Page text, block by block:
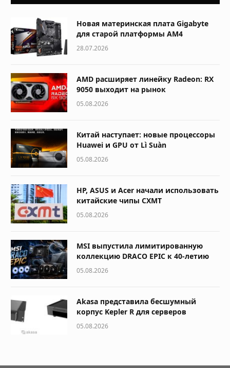
Новая материнская плата Gigabyte
для старой платформы AM4
28.07.2026
AMD расширяет линейку Radeon: RX
9050 выходит на рынок
05.08.2026
Китай наступает: новые процессоры
Huawei и GPU от Lì Suàn
05.08.2026
HP, ASUS и Acer начали использовать
китайские чипы CXMT
05.08.2026
MSI выпустила лимитированную
коллекцию DRACO EPIC к 40-летию
05.08.2026
Akasa представила бесшумный
корпус Kepler R для серверов
05.08.2026